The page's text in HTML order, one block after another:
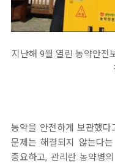
지난해 9월 열린 농약안전
농약을 안전하게 보관했
문제는 해결되지 않는다
중요하고, 관리란 농약병